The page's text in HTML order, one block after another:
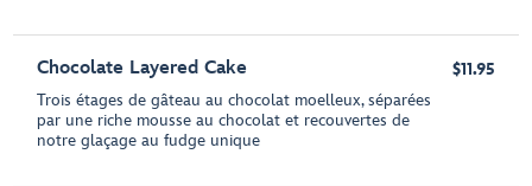
Chocolate Layered Cake
Trois étages de gâteau au chocolat moelleux, séparées
par une riche mousse au chocolat et recouvertes de
notre glaçage au fudge unique
$11.95